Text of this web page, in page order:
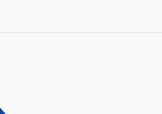
for roofs with